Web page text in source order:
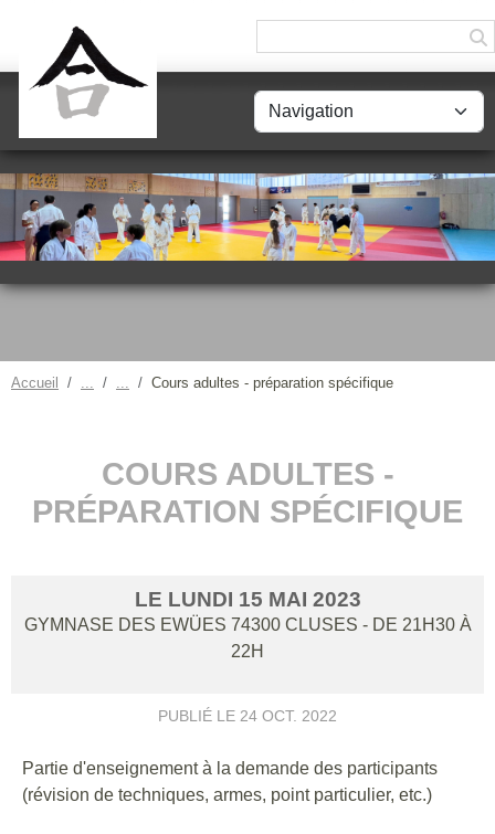
Accueil Cours adultes - préparation spécifique
COURS ADULTES -
PRÉPARATION SPÉCIFIQUE
LE LUNDI 15 MAI 2023
GYMNASE DES EWÜES 74300 CLUSES - DE 21H30 À
22H
PUBLIÉ LE 24 OCT. 2022
Partie d'enseignement à la demande des participants
(révision de techniques, armes, point particulier, etc.)